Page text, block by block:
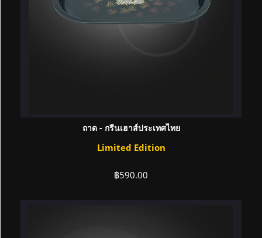
ถาด - กรีนเฮาส์ประเทศไทย
Limited Edition
฿590.00